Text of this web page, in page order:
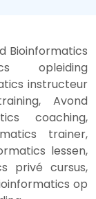
Bioinformatics
opleiding
instructeur
Avond
coaching,
trainer,
lessen,
privé cursus,
op